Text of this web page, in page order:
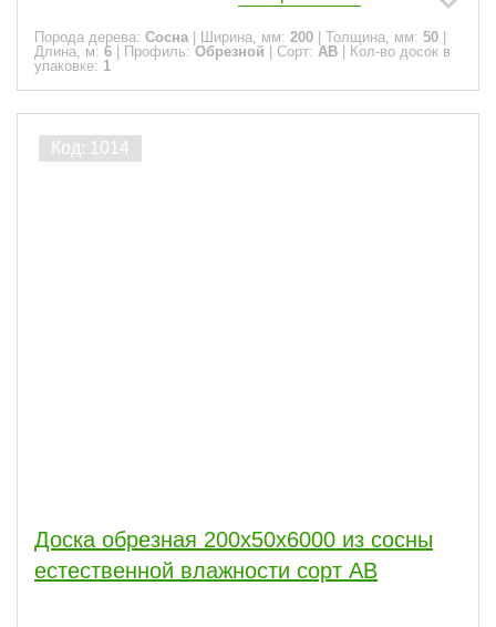
Порода дерева: Сосна Ширина, мм: 200 Толщина, мм: 50
Длина, м: 6 Профиль: Обрезной Сорт: АВ
Кол-во досок в
упаковке: 1
Доска обрезная 200x50x6000 из сосны
естественной влажности сорт АВ